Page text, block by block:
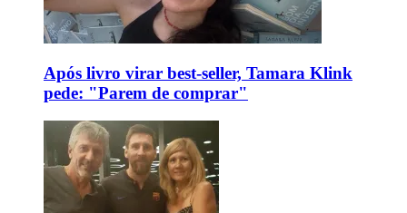
Após livro virar best-seller, Tamara Klink
pede: "Parem de comprar"